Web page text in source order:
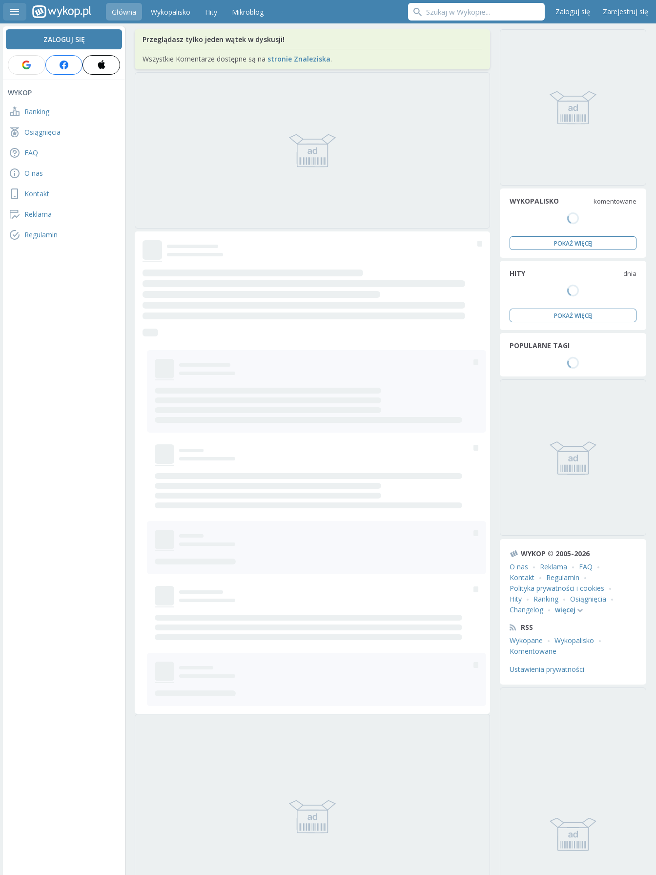
Główna Wykopalisko Hity Mikroblog Zaloguj się Zarejestruj się
ZALOGUJ SIĘ
WYKOP
Ranking
Osiągnięcia
FAQ
O nas
Kontakt
Reklama
Regulamin
Przeglądasz tylko jeden wątek w dyskusji!
Wszystkie Komentarze dostępne są na stronie Znaleziska.
WYKOPALISKO komentowane
POKAŻ WIĘCEJ
HITY dnia
POKAŻ WIĘCEJ
POPULARNE TAGI
WYKOP © 2005-2026
O nas
Reklama
FAQ
Kontakt
Regulamin
Polityka prywatności i cookies
Hity
Ranking
Osiągnięcia
Changelog
więcej
RSS
Wykopane
Wykopalisko
Komentowane
Ustawienia prywatności